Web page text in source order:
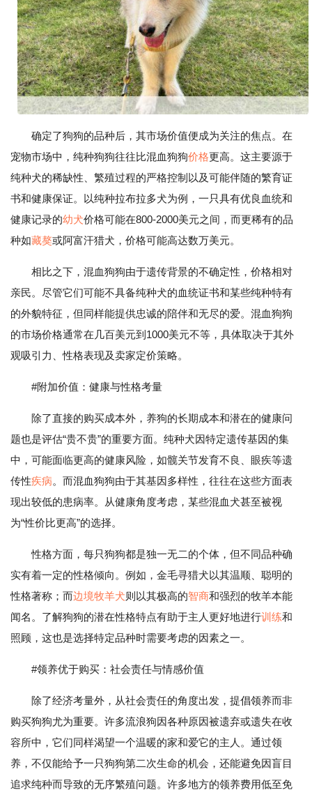
确定了狗狗的品种后，其市场价值便成为关注的焦点。在
宠物市场中，纯种狗狗往往比混血狗狗价格更高。这主要源于
纯种犬的稀缺性、繁殖过程的严格控制以及可能伴随的繁育证
书和健康保证。以纯种拉布拉多犬为例，一只具有优良血统和
健康记录的幼犬价格可能在800-2000美元之间，而更稀有的品
种如藏獒或阿富汗猎犬，价格可能高达数万美元。
相比之下，混血狗狗由于遗传背景的不确定性，价格相对
亲民。尽管它们可能不具备纯种犬的血统证书和某些纯种特有
的外貌特征，但同样能提供忠诚的陪伴和无尽的爱。混血狗狗
的市场价格通常在几百美元到1000美元不等，具体取决于其外
观吸引力、性格表现及卖家定价策略。
#附加价值：健康与性格考量
除了直接的购买成本外，养狗的长期成本和潜在的健康问
题也是评估“贵不贵”的重要方面。纯种犬因特定遗传基因的集
中，可能面临更高的健康风险，如髋关节发育不良、眼疾等遗
传性疾病。而混血狗狗由于其基因多样性，往往在这些方面表
现出较低的患病率。从健康角度考虑，某些混血犬甚至被视
为“性价比更高”的选择。
性格方面，每只狗狗都是独一无二的个体，但不同品种确
实有着一定的性格倾向。例如，金毛寻猎犬以其温顺、聪明的
性格著称；而边境牧羊犬则以其极高的智商和强烈的牧羊本能
闻名。了解狗狗的潜在性格特点有助于主人更好地进行训练和
照顾，这也是选择特定品种时需要考虑的因素之一。
#领养优于购买：社会责任与情感价值
除了经济考量外，从社会责任的角度出发，提倡领养而非
购买狗狗尤为重要。许多流浪狗因各种原因被遗弃或遗失在收
容所中，它们同样渴望一个温暖的家和爱它的主人。通过领
养，不仅能给予一只狗狗第二次生命的机会，还能避免因盲目
追求纯种而导致的无序繁殖问题。许多地方的领养费用低至免